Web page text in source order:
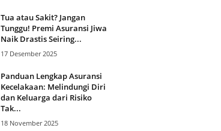
Tua atau Sakit? Jangan
Tunggu! Premi Asuransi Jiwa
Naik Drastis Seiring...
17 Desember 2025
Panduan Lengkap Asuransi
Kecelakaan: Melindungi Diri
dan Keluarga dari Risiko
Tak...
18 November 2025